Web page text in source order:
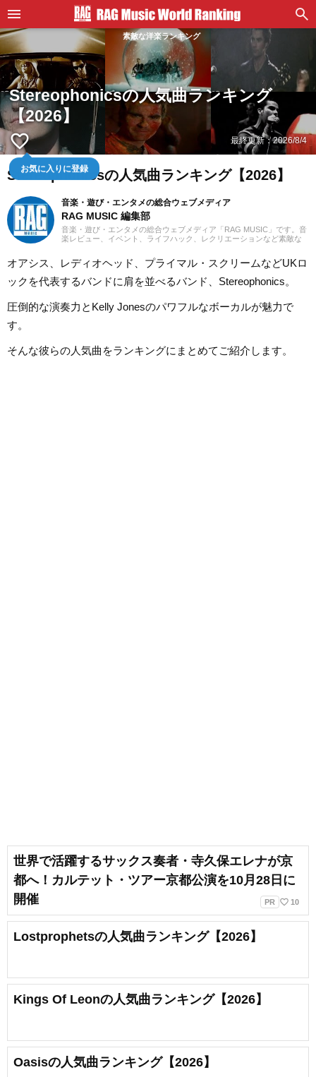
素敵な洋楽ランキング
Stereophonicsの人気曲ランキング
【2026】
favorite_border
お気に入りに登録
最終更新：2026/8/4
Stereophonicsの人気曲ランキング【2026】
音楽・遊び・エンタメの総合ウェブメディア
RAG MUSIC 編集部
音楽・遊び・エンタメの総合ウェブメディア「RAG MUSIC」です。音
楽レビュー、イベント、ライフハック、レクリエーションなど素敵な
オアシス、レディオヘッド、プライマル・スクリームなどUKロ
ックを代表するバンドに肩を並べるバンド、Stereophonics。
圧倒的な演奏力とKelly Jonesのパワフルなボーカルが魅力で
す。
そんな彼らの人気曲をランキングにまとめてご紹介します。
世界で活躍するサックス奏者・寺久保エレナが京
都へ！カルテット・ツアー京都公演を10月28日に
開催
PR favorite_border 10
Lostprophetsの人気曲ランキング【2026】
Kings Of Leonの人気曲ランキング【2026】
Oasisの人気曲ランキング【2026】